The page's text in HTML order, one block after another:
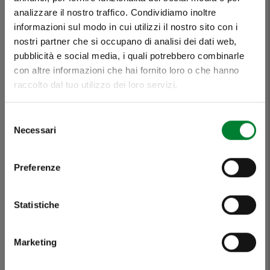
analizzare il nostro traffico. Condividiamo inoltre
informazioni sul modo in cui utilizzi il nostro sito con i
nostri partner che si occupano di analisi dei dati web,
pubblicità e social media, i quali potrebbero combinarle
con altre informazioni che hai fornito loro o che hanno
raccolto dal tuo utilizzo dei loro servizi.
delNecessari
Preferenze
Statistiche
Marketing
Lavate e pulite il cespo di insalata facendo
attenzione a non rovinarlo, asciugatelo con
cura, aprite con le mani le foglie senza
staccarle e cominciate a inserire all’interno
tutti gli ingredienti in modo ordinato, tranne la
paprika, l’uovo sodo e le erbe aromatiche.
Condite con pochissimo olio evo, poco sale e
spolverate la superficie con l’uovo sodo a
aromatiche sparse.
a staccare le foglie e gustarle con le mani.
Piu facile di così...
Se è Battaglio,
è HASSolutamente
inconfondibile.